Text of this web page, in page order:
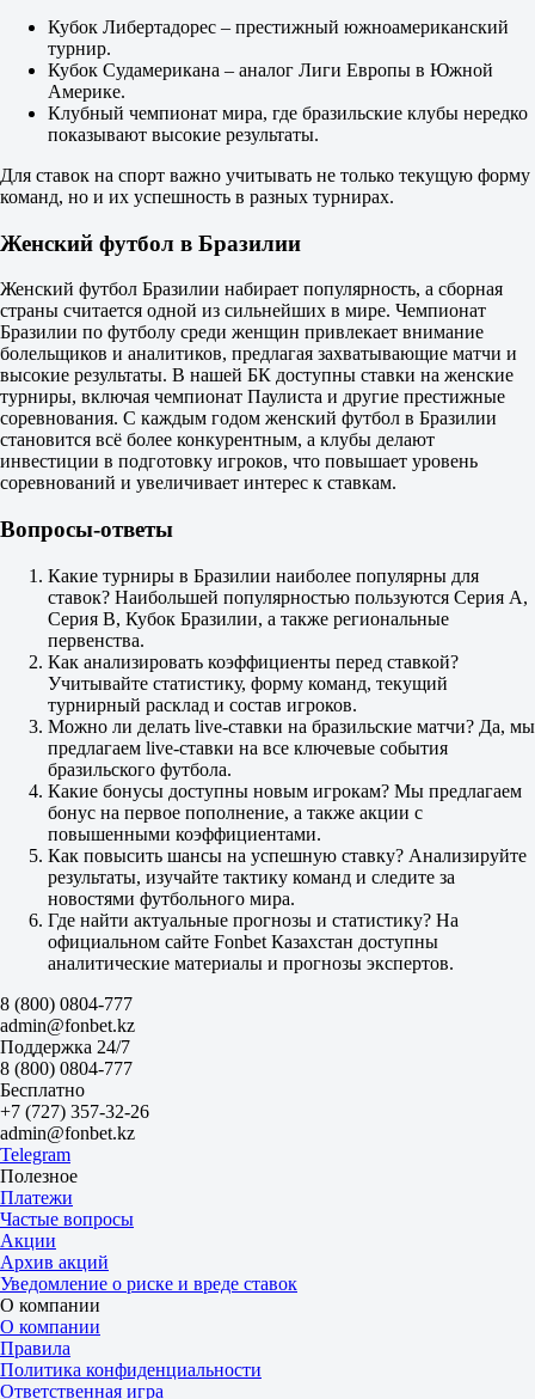
15.5
2.00
10.5
2.05
1.68
10 матчей 1-й тайм
1.30
5.00
1X
12
X2
1.13
1.03
3.20
Фора
1
2
1.85
1.85
11.5
ИТ 1
ИТ 2
-
Палмейрас СП
15 августа в 22:30
2.85
3.10
2.55
1X
12
X2
1.48
1.35
1.40
Фора
1
2
0
1.97
0
1.80
Кубок Либертадорес – престижный южноамериканский
турнир.
Кубок Судамерикана – аналог Лиги Европы в Южной
Америке.
Клубный чемпионат мира, где бразильские клубы нередко
показывают высокие результаты.
Для ставок на спорт важно учитывать не только текущую форму
команд, но и их успешность в разных турнирах.
Женский футбол в Бразилии
Женский футбол Бразилии набирает популярность, а сборная
страны считается одной из сильнейших в мире. Чемпионат
Бразилии по футболу среди женщин привлекает внимание
болельщиков и аналитиков, предлагая захватывающие матчи и
высокие результаты. В нашей БК доступны ставки на женские
турниры, включая чемпионат Паулиста и другие престижные
соревнования. С каждым годом женский футбол в Бразилии
становится всё более конкурентным, а клубы делают
инвестиции в подготовку игроков, что повышает уровень
соревнований и увеличивает интерес к ставкам.
Вопросы-ответы
Какие турниры в Бразилии наиболее популярны для
ставок? Наибольшей популярностью пользуются Серия A,
Серия B, Кубок Бразилии, а также региональные
первенства.
Как анализировать коэффициенты перед ставкой?
Учитывайте статистику, форму команд, текущий
турнирный расклад и состав игроков.
Можно ли делать live-ставки на бразильские матчи? Да, мы
предлагаем live-ставки на все ключевые события
бразильского футбола.
Какие бонусы доступны новым игрокам? Мы предлагаем
бонус на первое пополнение, а также акции с
повышенными коэффициентами.
Как повысить шансы на успешную ставку? Анализируйте
результаты, изучайте тактику команд и следите за
новостями футбольного мира.
Где найти актуальные прогнозы и статистику? На
официальном сайте Fonbet Казахстан доступны
аналитические материалы и прогнозы экспертов.
8 (800) 0804-777
admin@fonbet.kz
Поддержка 24/7
8 (800) 0804-777
Бесплатно
+7 (727) 357-32-26
admin@fonbet.kz
Telegram
Полезное
Платежи
Частые вопросы
Акции
Архив акций
Уведомление о риске и вреде ставок
О компании
О компании
Правила
Политика конфиденциальности
Ответственная игра